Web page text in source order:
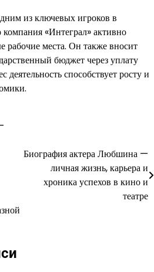
из ключевых игроков в
«Интеграл» активно
рабочие места. Он также вносит
бюджет через уплату
деятельность способствует росту и
Биография актера Любшина —
личная жизнь, карьера и
хроника успехов в кино и
театре